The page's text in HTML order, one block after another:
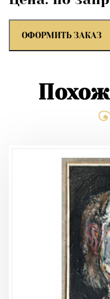
ОФОРМИТЬ ЗАКАЗ